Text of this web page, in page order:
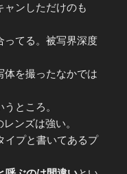
ャンしただけのも
ってる。被写界深度
体を撮ったなかでは
ところ。
ンズは強い。
イプと書いてあるプ